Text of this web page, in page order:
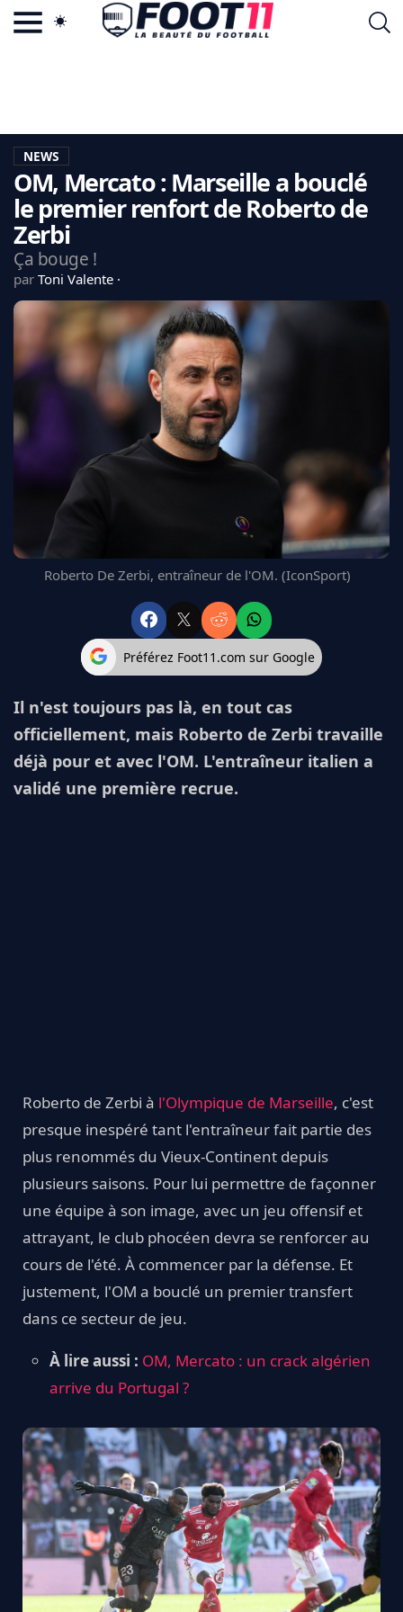
LA CHARTE
VIE PRIVÉE
CGU
CONTACTEZ-NOUS
CDM 2026
PSG
LIGUE 1
REAL MADRID
FC BARCELONE
MANCHESTER UNITED
ARSENAL
BAYERN
L'AVIS DE LA RÉDAC'
NEWS
OM, Mercato : Marseille a bouclé
le premier renfort de Roberto de
Zerbi
Ça bouge !
par Toni Valente
Roberto De Zerbi, entraîneur de l'OM. (IconSport)
Préférez Foot11.com sur Google
Il n'est toujours pas là, en tout cas
officiellement, mais Roberto de Zerbi travaille
déjà pour et avec l'OM. L'entraîneur italien a
validé une première recrue.
Roberto de Zerbi à l'Olympique de Marseille, c'est
presque inespéré tant l'entraîneur fait partie des
plus renommés du Vieux-Continent depuis
plusieurs saisons. Pour lui permettre de façonner
une équipe à son image, avec un jeu offensif et
attrayant, le club phocéen devra se renforcer au
cours de l'été. À commencer par la défense. Et
justement, l'OM a bouclé un premier transfert
dans ce secteur de jeu.
À lire aussi : OM, Mercato : un crack algérien
arrive du Portugal ?